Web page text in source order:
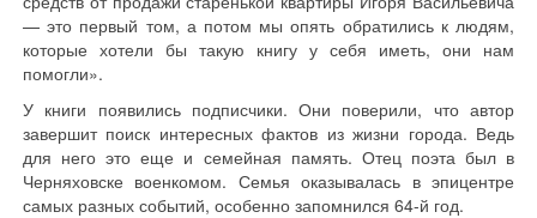
— это первый том, а потом мы опять обратились к людям,
которые хотели бы такую книгу у себя иметь, они нам
помогли».
У книги появились подписчики. Они поверили, что автор
завершит поиск интересных фактов из жизни города. Ведь
для него это еще и семейная память. Отец поэта был в
Черняховске военкомом. Семья оказывалась в эпицентре
самых разных событий, особенно запомнился 64-й год.